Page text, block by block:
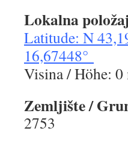
Lokalna
Latitude: N
16,67448°
Visina / Höhe: 0
Zemljište /
2753